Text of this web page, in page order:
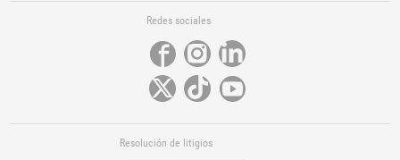
Redes sociales
Resolución de litigios